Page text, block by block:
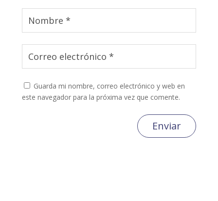
Guarda mi nombre, correo electrónico y web en
este navegador para la próxima vez que comente.
Enviar